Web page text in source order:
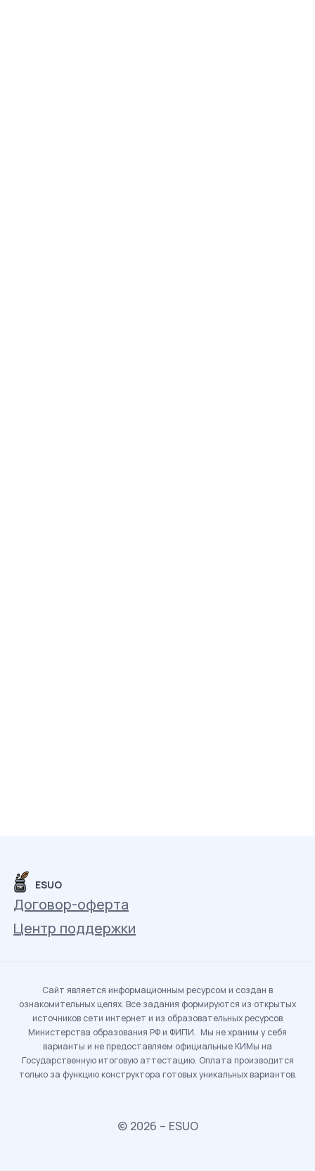
ESUO
Договор-оферта
Центр поддержки
Сайт является информационным ресурсом и создан в
ознакомительных целях. Все задания формируются из открытых
источников сети интернет и из образовательных ресурсов
Министерства образования РФ и ФИПИ. Мы не храним у себя
варианты и не предоставляем официальные КИМы на
Государственную итоговую аттестацию. Оплата производится
только за функцию конструктора готовых уникальных вариантов.
© 2026 – ESUO